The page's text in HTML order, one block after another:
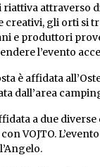
riattiva attraverso
creativi, gli orti
e produttori
l’evento
è affidata
dall’area
a due
VOJTO.